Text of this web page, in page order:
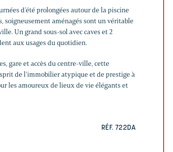
d’été prolongées autour de la piscine
soigneusement aménagés sont un véritable
Un grand sous-sol avec caves et 2
aux usages du quotidien.
gare et accès du centre-ville, cette
de l’immobilier atypique et de prestige à
les amoureux de lieux de vie élégants et
RÉF. 722DA